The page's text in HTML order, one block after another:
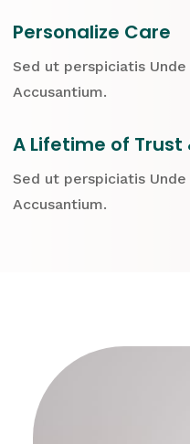
Personalize Care
Sed ut perspiciatis
Accusantium.
A Lifetime of Trust
Sed ut perspiciatis
Accusantium.